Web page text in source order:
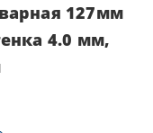
127мм
4.0 мм,